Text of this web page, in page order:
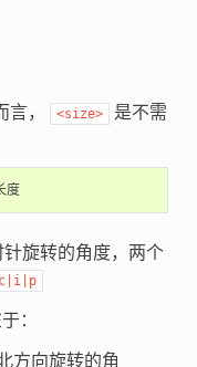
言， <size>
是不需
X   Y   方向   长轴长度    短轴长度
旋转的角度，两个
c|i|p
：
方向旋转的角